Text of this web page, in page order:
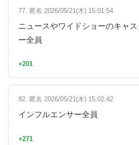
77. 匿名 2026/05/21(木) 15:01:54
ニュースやワイドショーのキャ
ー全員
+201
82. 匿名 2026/05/21(木) 15:02:42
インフルエンサー全員
+271